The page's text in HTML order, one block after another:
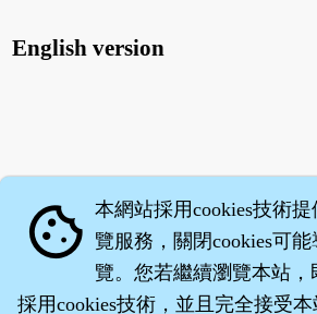
English version
cookie 本網站採用cookies技術
覽服務，關閉cookies可
覽。您若繼續瀏覽本站
採用cookies技術，並且完全接受本